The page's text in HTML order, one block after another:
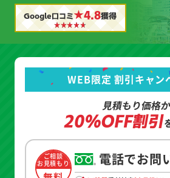
Google口コミ★4.8獲得
WEB限定 割引キャン
見積もり価格
20%OFF割引
ご相談
お見積もり
電話でお問